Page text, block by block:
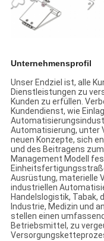
Unternehmensprofil
Unser Endziel ist, alle
Dienstleistungen zu
Kunden zu erfüllen.
Kundendienst, wie
Automatisierung, unter
neuen Konzepte, sich
und des Beitragens
Management Modell
Ausrüstung, materielle
industriellen
Handelslogistik,
Industrie, Medizin und
stellen einen
Betriebsmittel, zu